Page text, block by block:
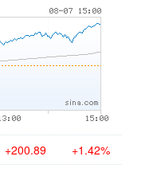
+200.89 +1.42%